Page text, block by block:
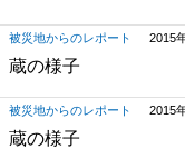
被災地からのレポート 2015
蔵の様子
被災地からのレポート 2015
蔵の様子